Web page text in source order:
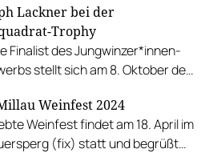
Lackner bei der
Trophy
Finalist des Jungwinzer*innen-
stellt sich am 8. Oktober der
Weinfest 2024
Weinfest findet am 18. April im
(fix) statt und begrüßt